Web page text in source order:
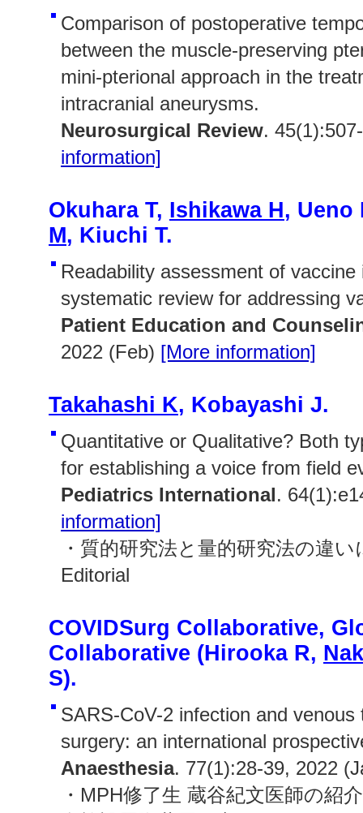
Comparison of postoperative
between the muscle-preserving
mini-pterional approach in the
intracranial aneurysms.
Neurosurgical Review.
information]
Okuhara T, Ishikawa H, Ueno
M, Kiuchi T.
Readability assessment of vaccine
systematic review for addressing
Patient Education and
2022 (Feb) [More information]
Takahashi K, Kobayashi J.
Quantitative or Qualitative? Both
for establishing a voice from field
Pediatrics International.
information]
・質的研究法と量的研究法の違
Editorial
COVIDSurg Collaborative,
Collaborative (Hirooka R,
S).
SARS-CoV-2 infection and
surgery: an international
Anaesthesia. 77(1):28-39, 2022
・MPH修了生 蔵谷紀文医師の紹